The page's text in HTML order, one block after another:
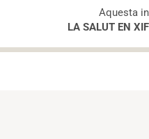
Aquesta
LA SALUT EN